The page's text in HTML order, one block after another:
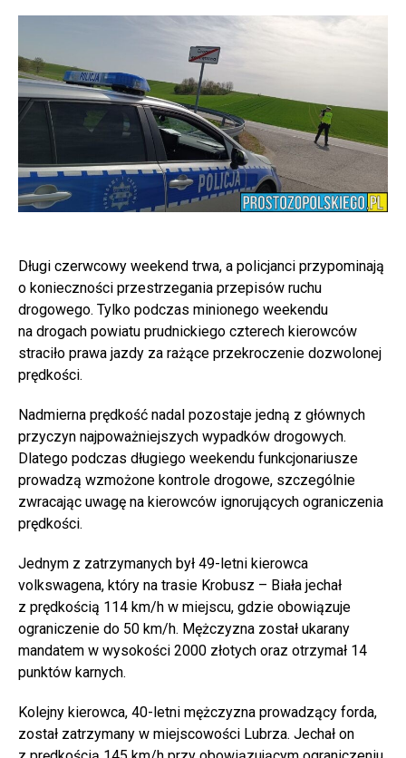
Długi czerwcowy weekend trwa, a policjanci przypominają
o konieczności przestrzegania przepisów ruchu
drogowego. Tylko podczas minionego weekendu
na drogach powiatu prudnickiego czterech kierowców
straciło prawa jazdy za rażące przekroczenie dozwolonej
prędkości.
Nadmierna prędkość nadal pozostaje jedną z głównych
przyczyn najpoważniejszych wypadków drogowych.
Dlatego podczas długiego weekendu funkcjonariusze
prowadzą wzmożone kontrole drogowe, szczególnie
zwracając uwagę na kierowców ignorujących ograniczenia
prędkości.
Jednym z zatrzymanych był 49-letni kierowca
volkswagena, który na trasie Krobusz – Biała jechał
z prędkością 114 km/h w miejscu, gdzie obowiązuje
ograniczenie do 50 km/h. Mężczyzna został ukarany
mandatem w wysokości 2000 złotych oraz otrzymał 14
punktów karnych.
Kolejny kierowca, 40-letni mężczyzna prowadzący forda,
został zatrzymany w miejscowości Lubrza. Jechał on